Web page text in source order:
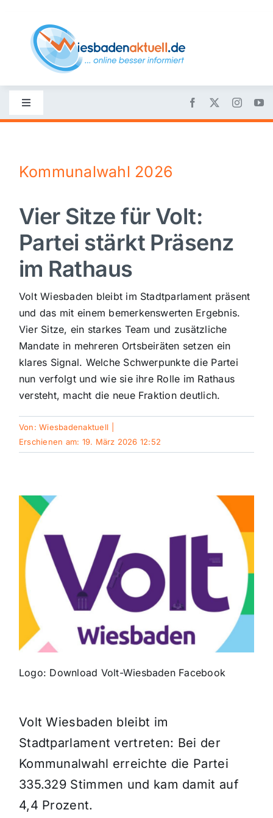
content
Toggle
Navigation
Nachrichten
Politik
Wirtschaft
Sport
Kultur
Panorama
Mein Stadtteil
Galerie
Verkehrsmeldungen
Polizeimeldungen
Themen und Termine
Gewinnspiele
Kommunalwahl 2026
Vier Sitze für Volt:
Partei stärkt Präsenz
im Rathaus
Volt Wiesbaden bleibt im Stadtparlament präsent
und das mit einem bemerkenswerten Ergebnis.
Vier Sitze, ein starkes Team und zusätzliche
Mandate in mehreren Ortsbeiräten setzen ein
klares Signal. Welche Schwerpunkte die Partei
nun verfolgt und wie sie ihre Rolle im Rathaus
versteht, macht die neue Fraktion deutlich.
Von:Wiesbadenaktuell
Erschienen am: 19. März 2026 12:52
Logo: Download Volt-Wiesbaden Facebook
Volt Wiesbaden bleibt im
Stadtparlament vertreten: Bei der
Kommunalwahl erreichte die Partei
335.329 Stimmen und kam damit auf
4,4 Prozent.